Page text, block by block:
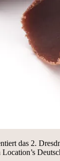
das 2.